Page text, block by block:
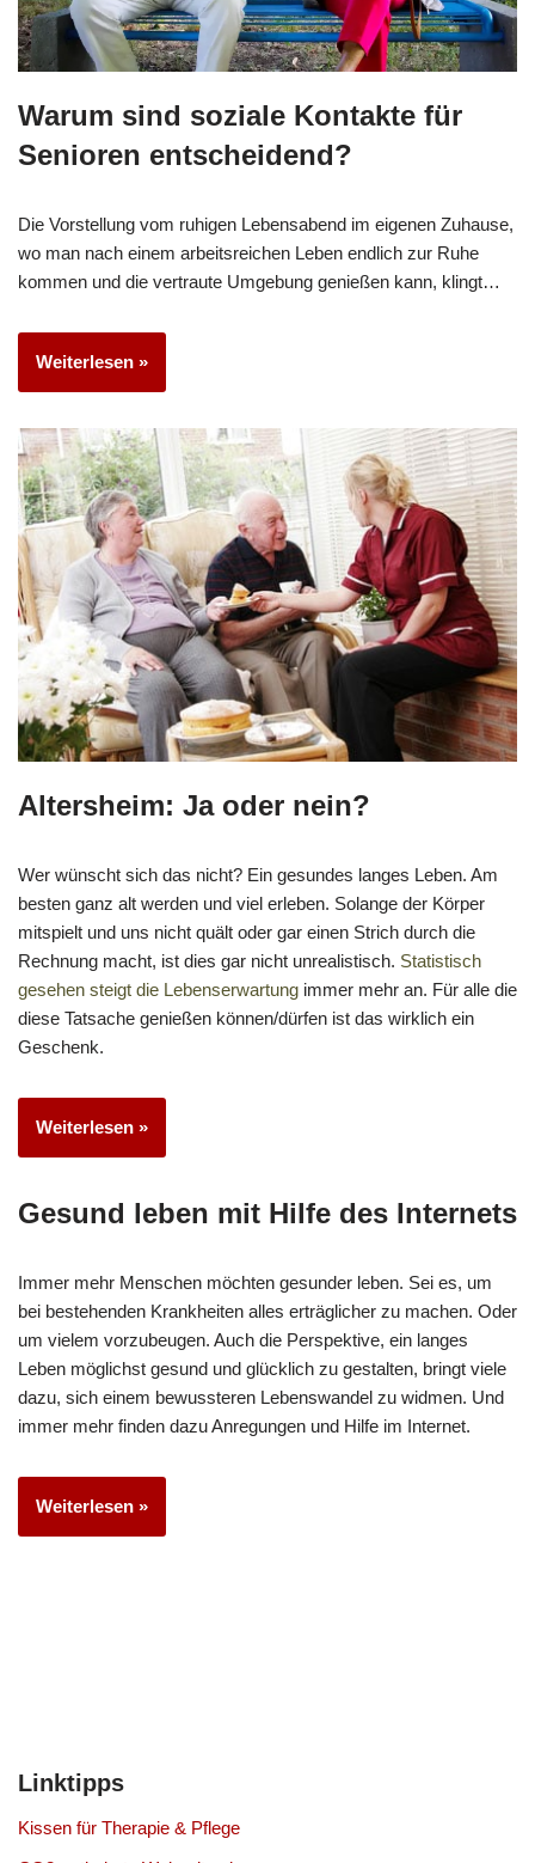
Warum sind soziale Kontakte für
Senioren entscheidend?
Die Vorstellung vom ruhigen Lebensabend im eigenen Zuhause,
wo man nach einem arbeitsreichen Leben endlich zur Ruhe
kommen und die vertraute Umgebung genießen kann, klingt…
Weiterlesen »
Altersheim: Ja oder nein?
Wer wünscht sich das nicht? Ein gesundes langes Leben. Am
besten ganz alt werden und viel erleben. Solange der Körper
mitspielt und uns nicht quält oder gar einen Strich durch die
Rechnung macht, ist dies gar nicht unrealistisch. Statistisch
gesehen steigt die Lebenserwartung immer mehr an. Für alle die
diese Tatsache genießen können/dürfen ist das wirklich ein
Geschenk.
Weiterlesen »
Gesund leben mit Hilfe des Internets
Immer mehr Menschen möchten gesunder leben. Sei es, um
bei bestehenden Krankheiten alles erträglicher zu machen. Oder
um vielem vorzubeugen. Auch die Perspektive, ein langes
Leben möglichst gesund und glücklich zu gestalten, bringt viele
dazu, sich einem bewussteren Lebenswandel zu widmen. Und
immer mehr finden dazu Anregungen und Hilfe im Internet.
Weiterlesen »
Linktipps
Kissen für Therapie & Pflege